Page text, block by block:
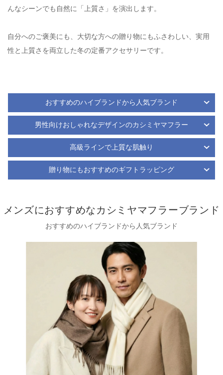
んなシーンでも自然に「上質さ」を演出します。
自分へのご褒美にも、大切な方への贈り物にもふさわしい、実用
性と上質さを両立した冬の定番アクセサリーです。
おすすめのハイブランドから人気ブランド
男性向けおしゃれなデザインのカシミヤマフラー
高級ラインで上質な肌触り
贈り物にもおすすめのギフトラッピング
メンズにおすすめなカシミヤマフラーブランド
おすすめのハイブランドから人気ブランド